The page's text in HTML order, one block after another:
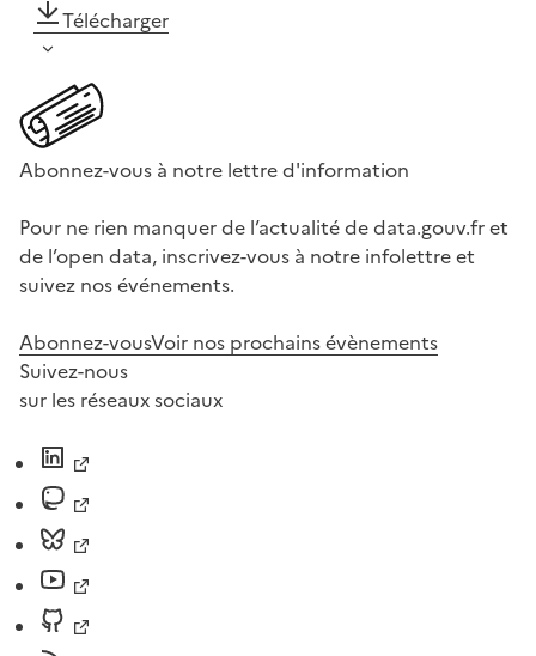
Télécharger
Abonnez-vous à notre lettre d'information
Pour ne rien manquer de l’actualité de data.gouv.fr et
de l’open data, inscrivez-vous à notre infolettre et
suivez nos événements.
Abonnez-vousVoir nos prochains évènements
Suivez-nous
sur les réseaux sociaux